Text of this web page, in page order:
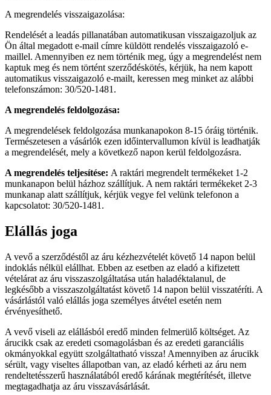
A megrendelés visszaigazolása:
Rendelését a leadás pillanatában automatikusan visszaigazoljuk az
Ön által megadott e-mail címre küldött rendelés visszaigazoló e-
maillel. Amennyiben ez nem történik meg, úgy a megrendelést nem
kaptuk meg és nem történt szerződéskötés, kérjük, ha nem kapott
automatikus visszaigazoló e-mailt, keressen meg minket az alábbi
telefonszámon: 30/520-1481.
A megrendelés feldolgozása:
A megrendelések feldolgozása munkanapokon 8-15 óráig történik.
Természetesen a vásárlók ezen időintervallumon kívül is leadhatják
a megrendelését, mely a következő napon kerül feldolgozásra.
A megrendelés teljesítése: A raktári megrendelt termékeket 1-2
munkanapon belül házhoz szállítjuk. A nem raktári termékeket 2-3
munkanap alatt szállítjuk, kérjük vegye fel velünk telefonon a
kapcsolatot: 30/520-1481.
Elállás joga
A vevő a szerződéstől az áru kézhezvételét követő 14 napon belül
indoklás nélkül elállhat. Ebben az esetben az eladó a kifizetett
vételárat az áru visszaszolgáltatása után haladéktalanul, de
legkésőbb a visszaszolgáltatást követő 14 napon belül visszatéríti. A
vásárlástól való elállás joga személyes átvétel esetén nem
érvényesíthető.
A vevő viseli az elállásból eredő minden felmerülő költséget. Az
árucikk csak az eredeti csomagolásban és az eredeti garanciális
okmányokkal együtt szolgáltatható vissza! Amennyiben az árucikk
sérült, vagy viseltes állapotban van, az eladó kérheti az áru nem
rendeltetésszerű használatából eredő kárának megtérítését, illetve
megtagadhatja az áru visszavásárlását.